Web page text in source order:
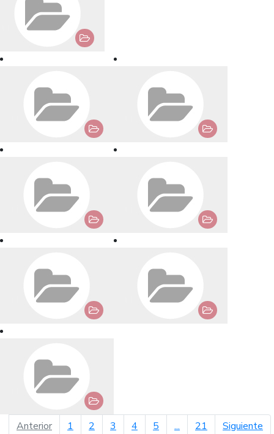
Anteriorpágina anterior
1 2 3 4 5 ... 21 Siguiente